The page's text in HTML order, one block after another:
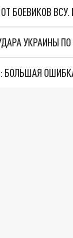
БОЕВИКОВ
УКРАИНЫ